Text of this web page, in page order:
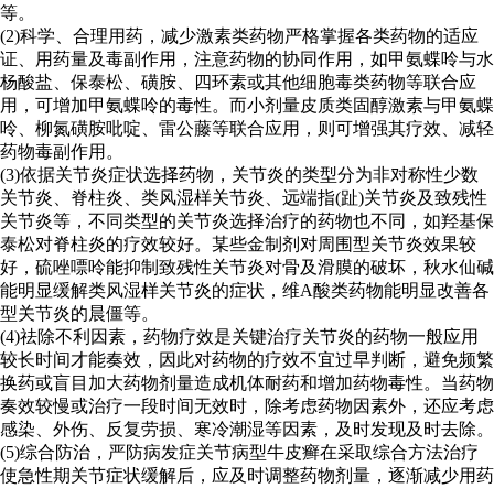
等。
(2)科学、合理用药，减少激素类药物严格掌握各类药物的适应
证、用药量及毒副作用，注意药物的协同作用，如甲氨蝶呤与水
杨酸盐、保泰松、磺胺、四环素或其他细胞毒类药物等联合应
用，可增加甲氨蝶呤的毒性。而小剂量皮质类固醇激素与甲氨蝶
呤、柳氮磺胺吡啶、雷公藤等联合应用，则可增强其疗效、减轻
药物毒副作用。
(3)依据关节炎症状选择药物，关节炎的类型分为非对称性少数
关节炎、脊柱炎、类风湿样关节炎、远端指(趾)关节炎及致残性
关节炎等，不同类型的关节炎选择治疗的药物也不同，如羟基保
泰松对脊柱炎的疗效较好。某些金制剂对周围型关节炎效果较
好，硫唑嘌呤能抑制致残性关节炎对骨及滑膜的破坏，秋水仙碱
能明显缓解类风湿样关节炎的症状，维A酸类药物能明显改善各
型关节炎的晨僵等。
(4)祛除不利因素，药物疗效是关键治疗关节炎的药物一般应用
较长时间才能奏效，因此对药物的疗效不宜过早判断，避免频繁
换药或盲目加大药物剂量造成机体耐药和增加药物毒性。当药物
奏效较慢或治疗一段时间无效时，除考虑药物因素外，还应考虑
感染、外伤、反复劳损、寒冷潮湿等因素，及时发现及时去除。
(5)综合防治，严防病发症关节病型牛皮癣在采取综合方法治疗
使急性期关节症状缓解后，应及时调整药物剂量，逐渐减少用药